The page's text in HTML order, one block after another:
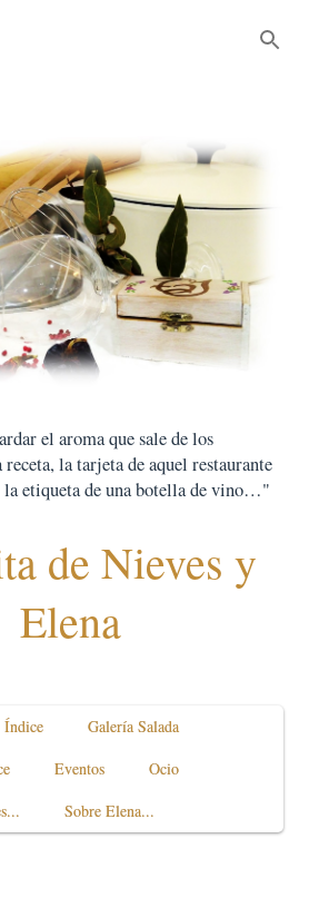
el aroma que sale de los
receta, la tarjeta de aquel restaurante
la etiqueta de una botella de vino…"
de Nieves y
Elena
Índice
Galería Salada
Eventos
Ocio
Sobre Elena...